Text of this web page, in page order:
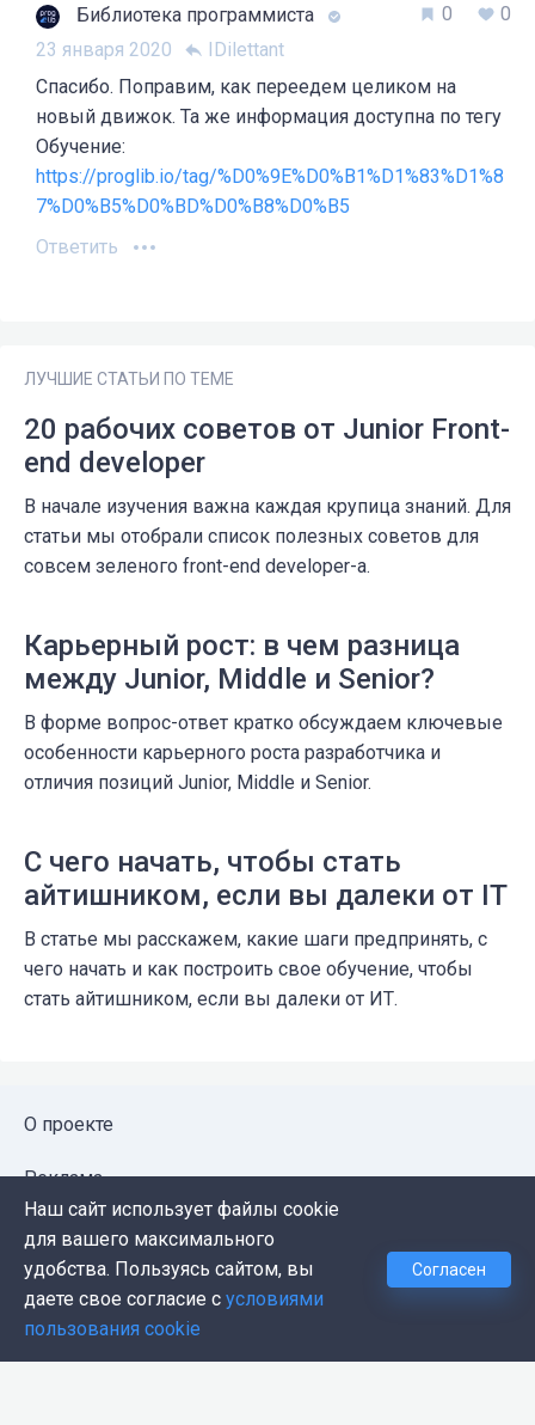
Библиотека программиста
23 января 2020
IDilettant
0 0
Спасибо. Поправим, как переедем целиком на
новый движок. Та же информация доступна по тегу
Обучение:
https://proglib.io/tag/%D0%9E%D0%B1%D1%83%D1%8
7%D0%B5%D0%BD%D0%B8%D0%B5
Ответить
ЛУЧШИЕ СТАТЬИ ПО ТЕМЕ
20 рабочих советов от Junior Front-
end developer
В начале изучения важна каждая крупица знаний. Для
статьи мы отобрали список полезных советов для
совсем зеленого front-end developer-а.
Карьерный рост: в чем разница
между Junior, Middle и Senior?
В форме вопрос-ответ кратко обсуждаем ключевые
особенности карьерного роста разработчика и
отличия позиций Junior, Middle и Senior.
С чего начать, чтобы стать
айтишником, если вы далеки от IT
В статье мы расскажем, какие шаги предпринять, с
чего начать и как построить свое обучение, чтобы
стать айтишником, если вы далеки от ИТ.
О проекте
Реклама
Публичная оферта
Политика конфиденциальности
Контакты
Наш сайт использует файлы cookie
для вашего максимального
удобства. Пользуясь сайтом, вы
даете свое согласие с условиями
пользования cookie
Согласен